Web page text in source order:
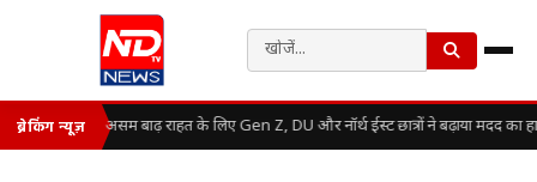
ब्रेकिंग न्यूज़ असम बाढ़ राहत के लिए Gen Z, DU और नॉर्थ ईस्ट छात्रों ने बढ़ाया मदद का